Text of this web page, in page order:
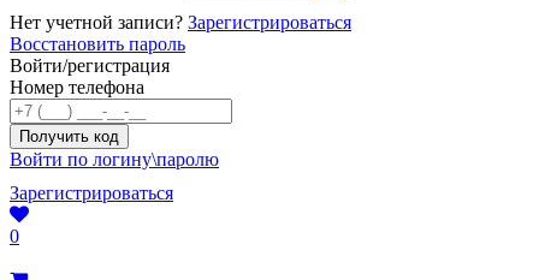
Нет учетной записи? Зарегистрироваться
Восстановить пароль
Войти/регистрация
Номер телефона
Войти по логину\паролю
Зарегистрироваться
0